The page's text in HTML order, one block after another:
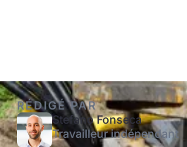
RÉDIGÉ PAR
Stefano Fonseca
Travailleur indépendant